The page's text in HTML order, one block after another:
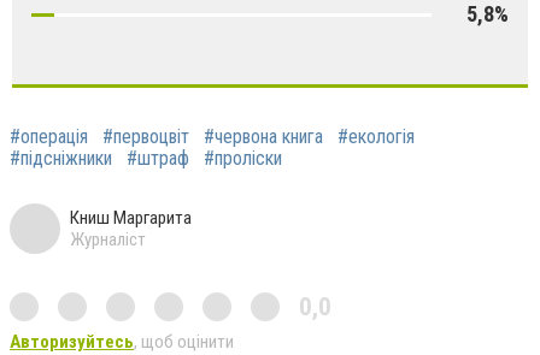
5,8%
#операція #первоцвіт #червона книга
#екологія
#підсніжники
#штраф #проліски
Книш Маргарита
Журналіст
0,0
Авторизуйтесь, щоб оцінити